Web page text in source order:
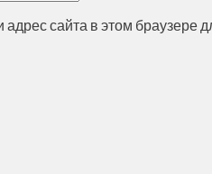
сайта в этом браузере